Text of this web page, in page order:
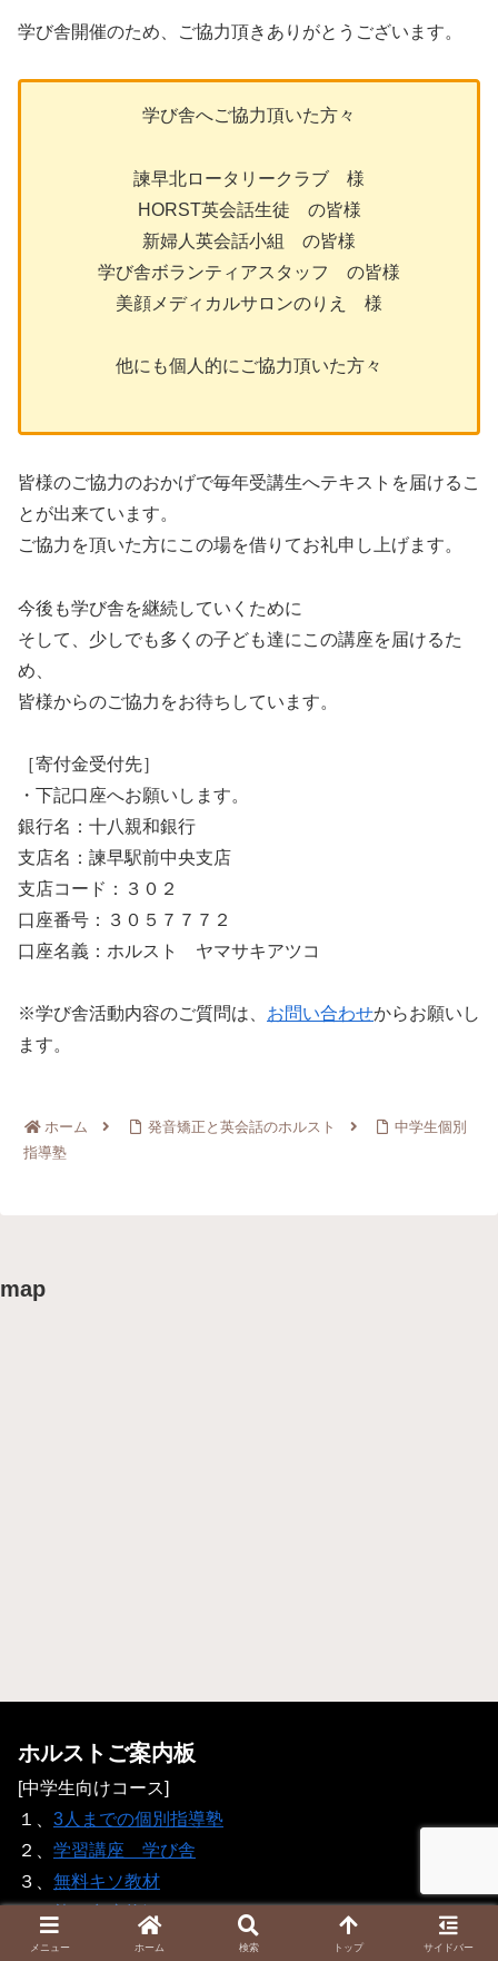
学び舎開催のため、ご協力頂きありがとうございます。
学び舎へご協力頂いた方々
諫早北ロータリークラブ 様
HORST英会話生徒 の皆様
新婦人英会話小組 の皆様
学び舎ボランティアスタッフ の皆様
美顔メディカルサロンのりえ 様
他にも個人的にご協力頂いた方々
皆様のご協力のおかげで毎年受講生へテキストを届けるこ
とが出来ています。
ご協力を頂いた方にこの場を借りてお礼申し上げます。
今後も学び舎を継続していくために
そして、少しでも多くの子ども達にこの講座を届けるた
め、
皆様からのご協力をお待ちしています。
［寄付金受付先］
・下記口座へお願いします。
銀行名：十八親和銀行
支店名：諫早駅前中央支店
支店コード：３０２
口座番号：３０５７７７２
口座名義：ホルスト ヤマサキアツコ
※学び舎活動内容のご質問は、 お問い合わせからお願いし
ます。
ホーム 発音矯正と英会話のホルスト
中学生個別
指導塾
map
ホルストご案内板
[中学生向けコース]
１、 3人までの個別指導塾
２、 学習講座 学び舎
３、 無料キソ教材
４、塾の空席状況
５、［卒業生］卒業生・保護者からの声
メニュー ホーム 検索 トップ サイドバー